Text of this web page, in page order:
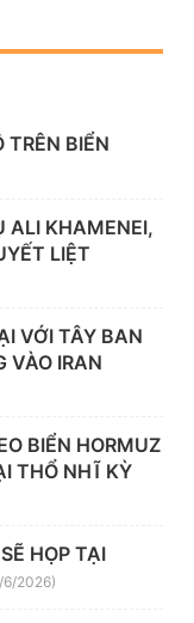
BIỂN
ALI KHAMENEI,
LIỆT
VỚI TÂY BAN
VÀO IRAN
BIỂN HORMUZ
THỔ NHĨ KỲ
HỌP TẠI
2026)